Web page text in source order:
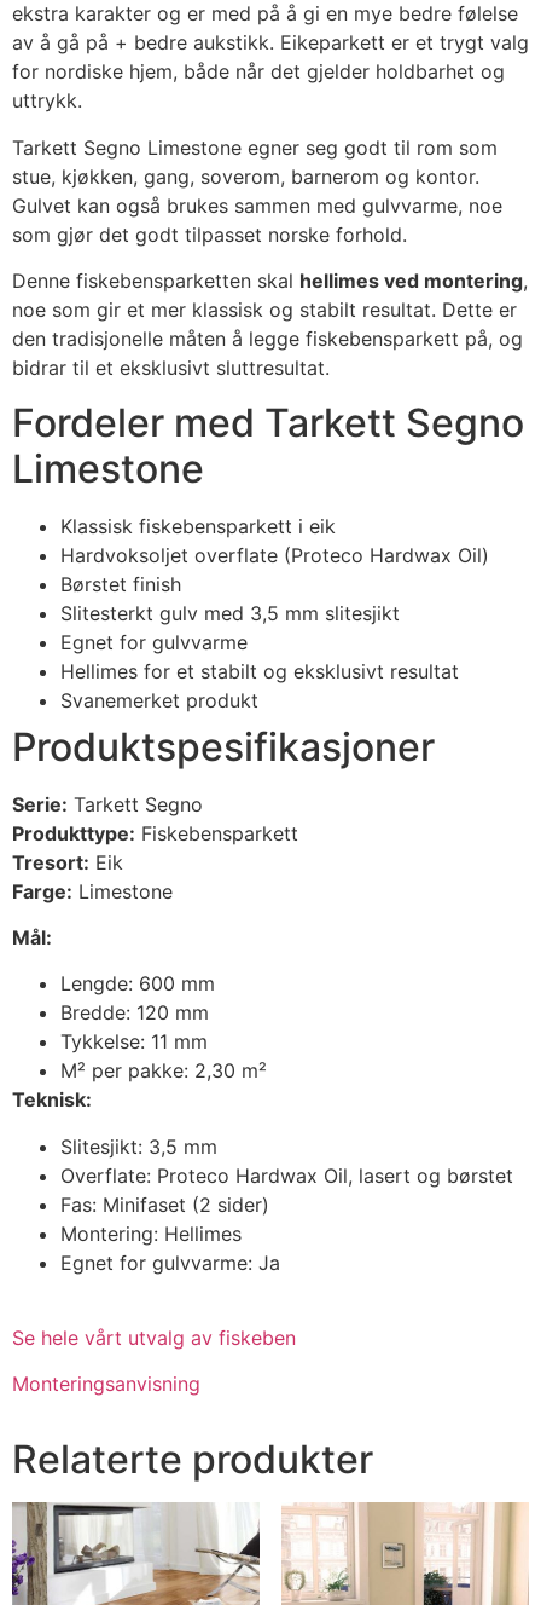
ekstra karakter og er med på å gi en mye bedre følelse
av å gå på + bedre aukstikk. Eikeparkett er et trygt valg
for nordiske hjem, både når det gjelder holdbarhet og
uttrykk.
Tarkett Segno Limestone egner seg godt til rom som
stue, kjøkken, gang, soverom, barnerom og kontor.
Gulvet kan også brukes sammen med gulvvarme, noe
som gjør det godt tilpasset norske forhold.
Denne fiskebensparketten skal hellimes ved montering,
noe som gir et mer klassisk og stabilt resultat. Dette er
den tradisjonelle måten å legge fiskebensparkett på, og
bidrar til et eksklusivt sluttresultat.
Fordeler med Tarkett Segno
Limestone
Klassisk fiskebensparkett i eik
Hardvoksoljet overflate (Proteco Hardwax Oil)
Børstet finish
Slitesterkt gulv med 3,5 mm slitesjikt
Egnet for gulvvarme
Hellimes for et stabilt og eksklusivt resultat
Svanemerket produkt
Produktspesifikasjoner
Serie: Tarkett Segno
Produkttype: Fiskebensparkett
Tresort: Eik
Farge: Limestone
Mål:
Lengde: 600 mm
Bredde: 120 mm
Tykkelse: 11 mm
M² per pakke: 2,30 m²
Teknisk:
Slitesjikt: 3,5 mm
Overflate: Proteco Hardwax Oil, lasert og børstet
Fas: Minifaset (2 sider)
Montering: Hellimes
Egnet for gulvvarme: Ja
Se hele vårt utvalg av fiskeben
Monteringsanvisning
Relaterte produkter